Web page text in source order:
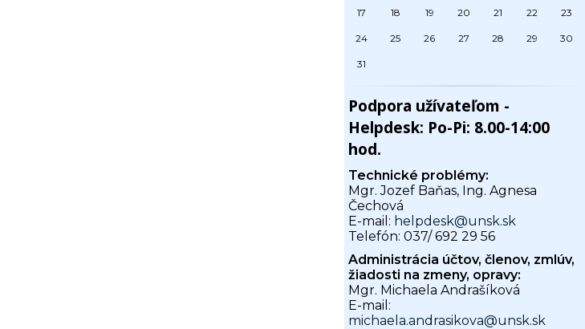
17 18 19 20 21 22 23
24 25 26 27 28 29 30
31
Podpora užívateľom -
Helpdesk: Po-Pi: 8.00-14:00
hod.
Technické problémy:
Mgr. Jozef Baňas, Ing. Agnesa
Čechová
E-mail: helpdesk@unsk.sk
Telefón: 037/ 692 29 56
Administrácia účtov, členov, zmlúv,
žiadosti na zmeny, opravy:
Mgr. Michaela Andrašíková
E-mail:
michaela.andrasikova@unsk.sk